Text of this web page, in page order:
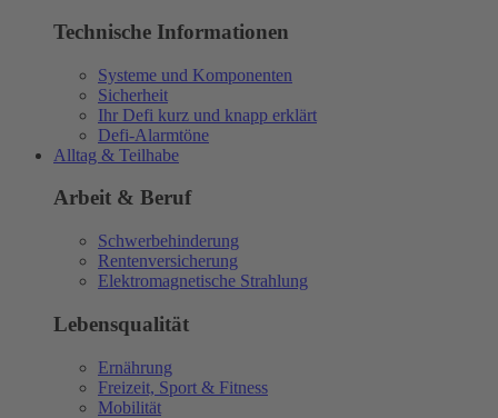
Technische Informationen
Systeme und Komponenten
Sicherheit
Ihr Defi kurz und knapp erklärt
Defi-Alarmtöne
Alltag & Teilhabe
Arbeit & Beruf
Schwerbehinderung
Rentenversicherung
Elektromagnetische Strahlung
Lebensqualität
Ernährung
Freizeit, Sport & Fitness
Mobilität